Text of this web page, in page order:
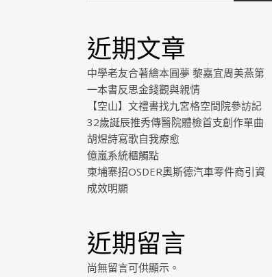
近期文章
中學老友合著繪本圓夢 黎嘉宜周美燕第
一本書反思金錢觀與親情
【空山】文禮書找九宮格空間院參訪記
32歲誕辰推秀傳醫院體檢首支創作單曲
胡煜詩寫歌自我療愈
億嵐系統櫃觸點
柬埔寨招OSDER奧斯德汽車零件商引資
成效明顯
近期留言
尚無留言可供顯示。